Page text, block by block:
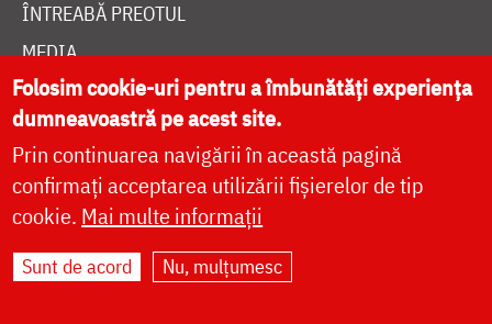
ÎNTREABĂ PREOTUL
MEDIA
ȘTIRI
HRAMUL SFINTEI CUVIOASE PARASCHEVA
AUTORI
MAICI CU VIAȚĂ DUHOVNICEASCĂ
Folosim cookie-uri pentru a îmbunătăți experiența
dumneavoastră pe acest site.
Prin continuarea navigării în această pagină
confirmați acceptarea utilizării fișierelor de tip
cookie. Mai multe informații
Sunt de acord Nu, mulțumesc